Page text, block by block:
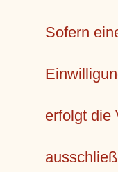
Sofern
erfolgt die